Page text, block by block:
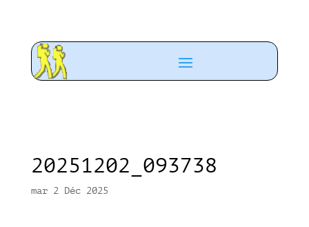
20251202_093738
mar 2 Déc 2025